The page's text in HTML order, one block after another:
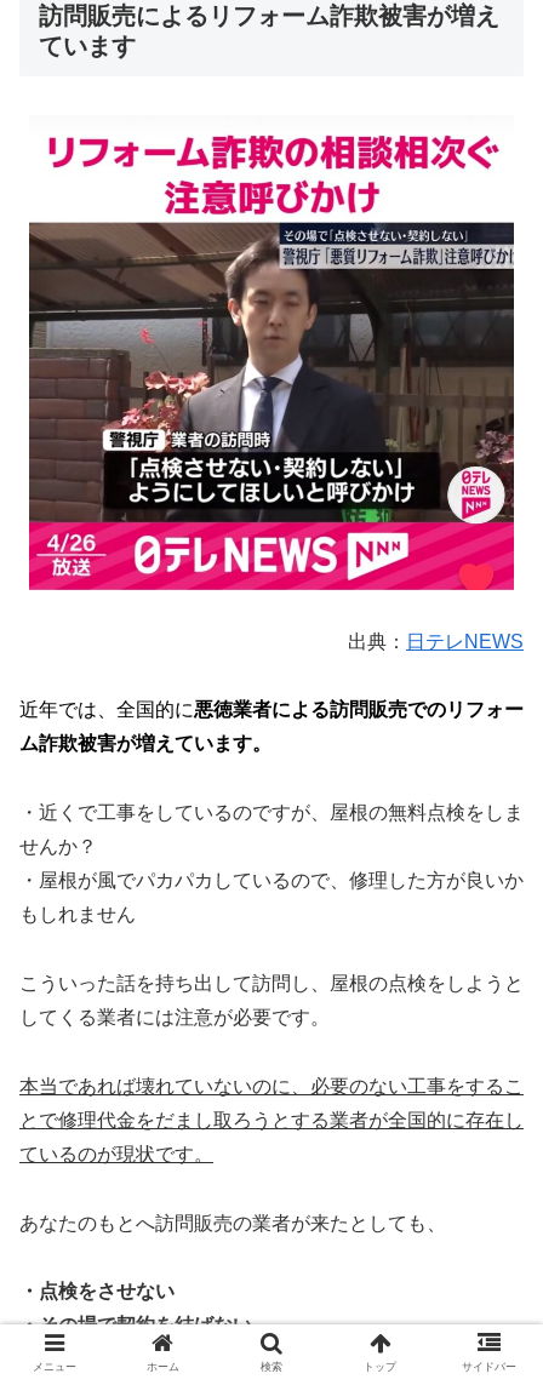
訪問販売によるリフォーム詐欺被害が増え
ています
出典： 日テレNEWS
近年では、全国的に悪徳業者による訪問販売でのリフォー
ム詐欺被害が増えています。
・近くで工事をしているのですが、屋根の無料点検をしま
せんか？
・屋根が風でパカパカしているので、修理した方が良いか
もしれません
こういった話を持ち出して訪問し、屋根の点検をしようと
してくる業者には注意が必要です。
本当であれば壊れていないのに、必要のない工事をするこ
とで修理代金をだまし取ろうとする業者が全国的に存在し
ているのが現状です。
あなたのもとへ訪問販売の業者が来たとしても、
・点検をさせない
・その場で契約を結ばない
メニュー ホーム 検索 トップ サイドバー